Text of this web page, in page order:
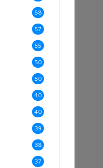
58
57
55
50
50
40
40
39
38
37